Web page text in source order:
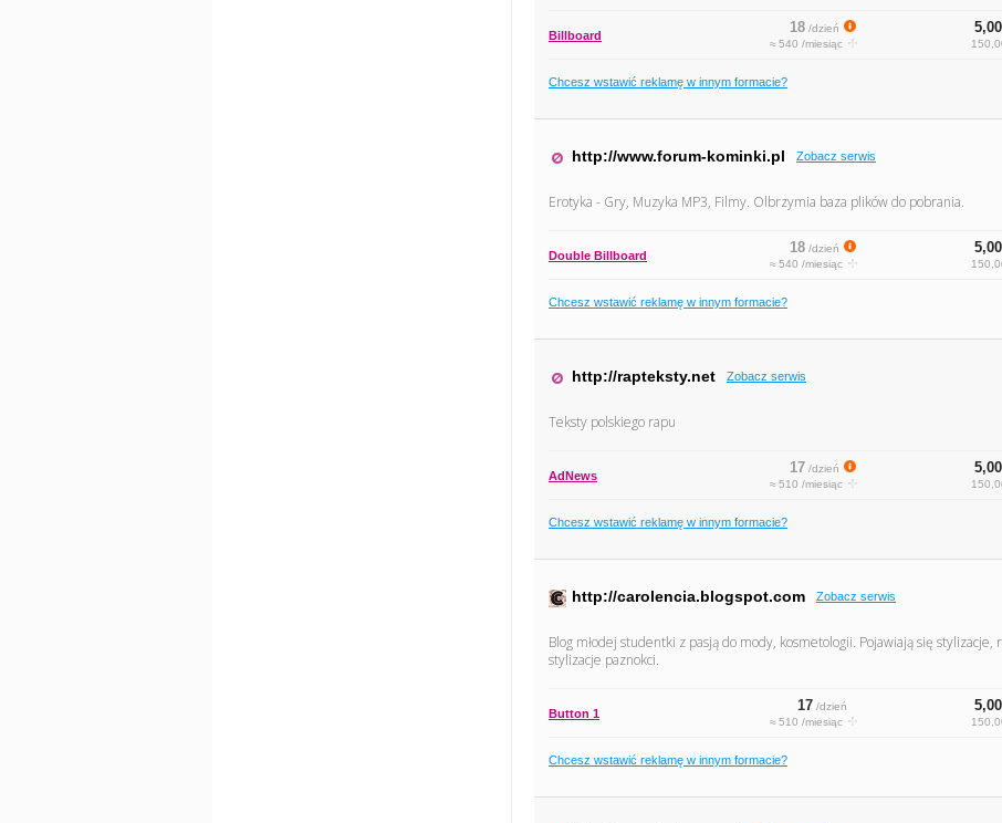
Billboard 18/dzień
≈ 540 /miesiąc
Chcesz wstawić reklamę w innym formacie?
http://www.forum-kominki.pl Zobacz serwis
Erotyka - Gry, Muzyka MP3, Filmy. Olbrzymia baza plików do pobrania.
Double Billboard 18/dzień
≈ 540 /miesiąc
Chcesz wstawić reklamę w innym formacie?
http://rapteksty.net Zobacz serwis
Teksty polskiego rapu
AdNews 17 /dzień
≈ 510 /miesiąc
Chcesz wstawić reklamę w innym formacie?
http://carolencia.blogspot.com Zobacz serwis
Blog młodej studentki z pasją do mody, kosmetologii. Pojawiają się
stylizacje paznokci.
Button 1 17 /dzień
≈ 510 /miesiąc
Chcesz wstawić reklamę w innym formacie?